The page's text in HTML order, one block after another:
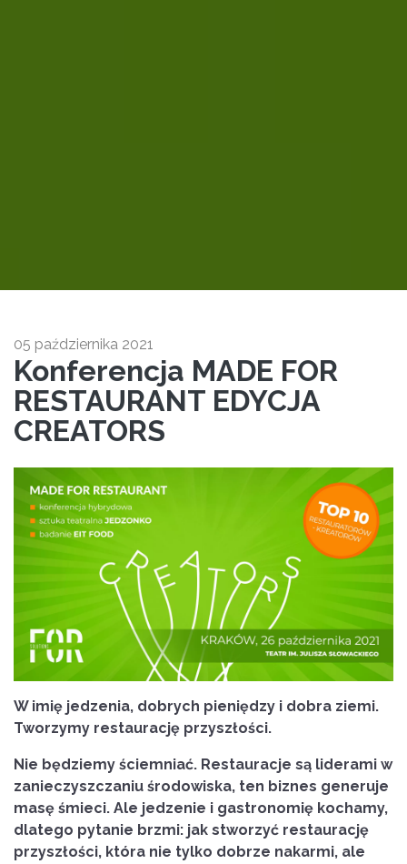
05 października 2021
Konferencja MADE FOR
RESTAURANT EDYCJA
CREATORS
W imię jedzenia, dobrych pieniędzy i dobra ziemi.
Tworzymy restaurację przyszłości.
Nie będziemy ściemniać. Restauracje są liderami w
zanieczyszczaniu środowiska, ten biznes generuje
masę śmieci. Ale jedzenie i gastronomię kochamy,
dlatego pytanie brzmi: jak stworzyć restaurację
przyszłości, która nie tylko dobrze nakarmi, ale